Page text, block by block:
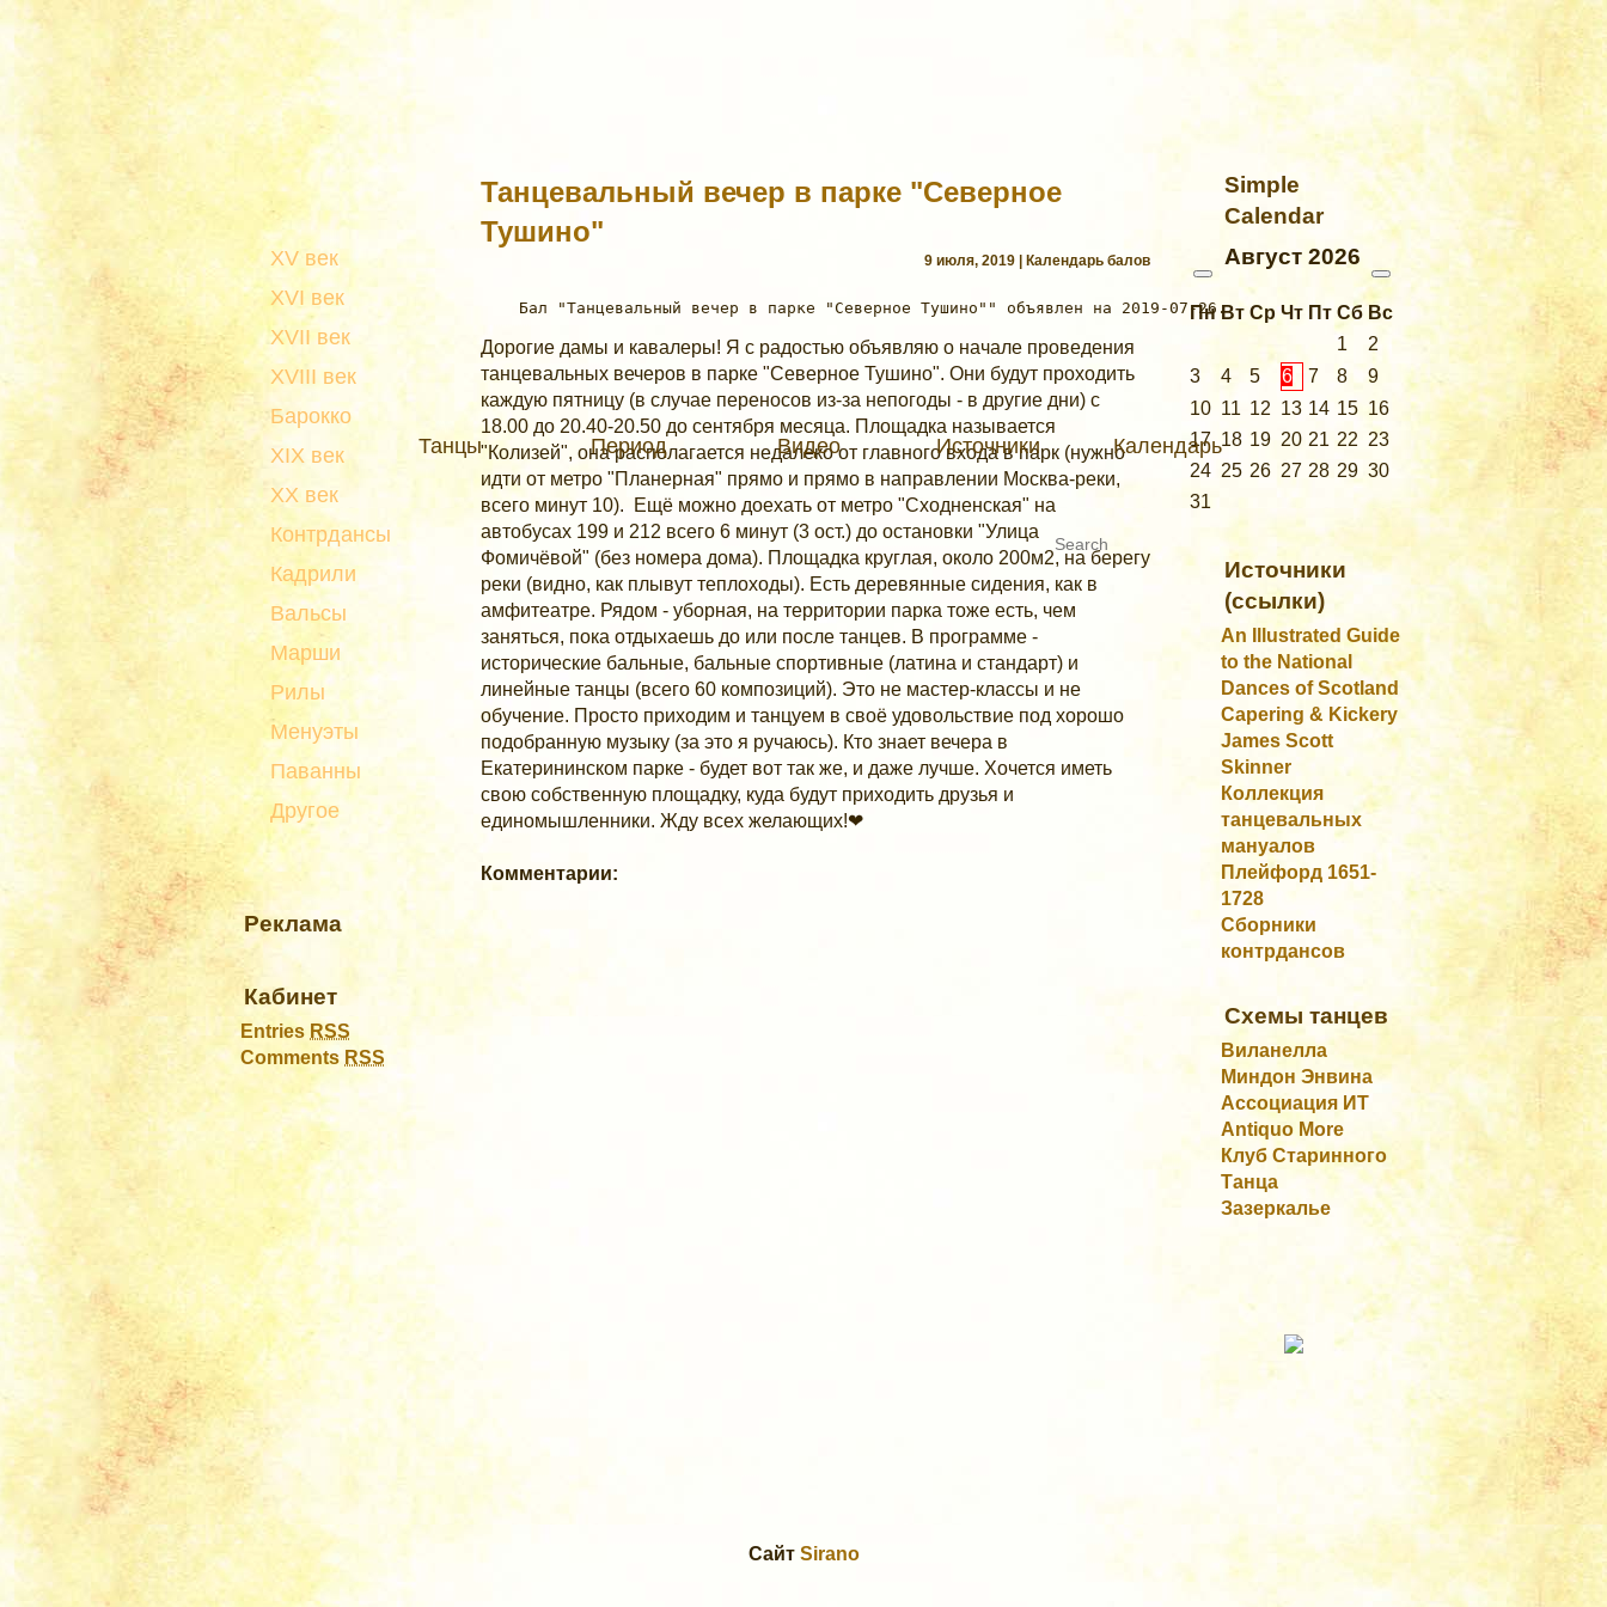
Танцы Период Видео Источники Календарь
XV век
XVI век
XVII век
XVIII век
Барокко
XIX век
XX век
Контрдансы
Кадрили
Вальсы
Марши
Рилы
Менуэты
Паванны
Другое
Реклама
Кабинет
Entries RSS
Comments RSS
Танцевальный вечер в парке "Северное
Тушино"
9 июля, 2019 | Календарь балов
Дорогие дамы и кавалеры! Я с радостью объявляю о начале проведения
танцевальных вечеров в парке "Северное Тушино". Они будут проходить
каждую пятницу (в случае переносов из-за непогоды - в другие дни) с
18.00 до 20.40-20.50 до сентября месяца. Площадка называется
"Колизей", она располагается недалеко от главного входа в парк (нужно
идти от метро "Планерная" прямо и прямо в направлении Москва-реки,
всего минут 10). Ещё можно доехать от метро "Сходненская" на
автобусах 199 и 212 всего 6 минут (3 ост.) до остановки "Улица
Фомичёвой" (без номера дома). Площадка круглая, около 200м2, на берегу
реки (видно, как плывут теплоходы). Есть деревянные сидения, как в
амфитеатре. Рядом - уборная, на территории парка тоже есть, чем
заняться, пока отдыхаешь до или после танцев. В программе -
исторические бальные, бальные спортивные (латина и стандарт) и
линейные танцы (всего 60 композиций). Это не мастер-классы и не
обучение. Просто приходим и танцуем в своё удовольствие под хорошо
подобранную музыку (за это я ручаюсь). Кто знает вечера в
Екатерининском парке - будет вот так же, и даже лучше. Хочется иметь
свою собственную площадку, куда будут приходить друзья и
единомышленники. Жду всех желающих!❤
Комментарии:
Simple
Calendar
Август 2026
Пн Вт Ср Чт Пт Сб Вс
1
2
3
4 5 6 7 8
9
10 11 12 13 14 15 16
17 18 19 20 21 22 23
24 25 26 27 28 29 30
31
Источники
(ссылки)
An Illustrated Guide
to the National
Dances of Scotland
Capering & Kickery
James Scott
Skinner
Коллекция
танцевальных
мануалов
Плейфорд 1651-
1728
Сборники
контрдансов
Схемы танцев
Виланелла
Миндон Энвина
Ассоциация ИТ
Antiquo More
Клуб Старинного
Танца
Зазеркалье
Сайт Sirano